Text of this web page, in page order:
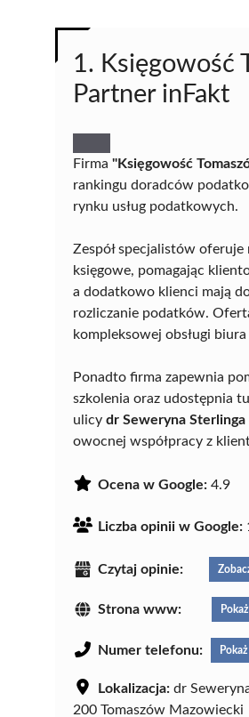
1. Księgowość
Partner inFakt
Firma "Księgowość
rankingu doradców
rynku usług podatkowych.
Zespół specjalistów
księgowe, pomagając
a dodatkowo klienci mają
rozliczanie podatków.
kompleksowej obsługi
Ponadto firma zapewnia
szkolenia oraz udostępnia
ulicy dr Seweryna
owocnej współpracy z
Ocena w Google: 4.9
Liczba opinii w Google:
Czytaj opinie:
Strona www:
Numer telefonu:
Lokalizacja: dr
200 Tomaszów Mazowiecki